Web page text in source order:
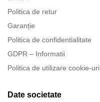
Politica de retur
Garanție
Politica de confidentialitate
GDPR – Informatii
Politica de utilizare cookie-uri
Date societate